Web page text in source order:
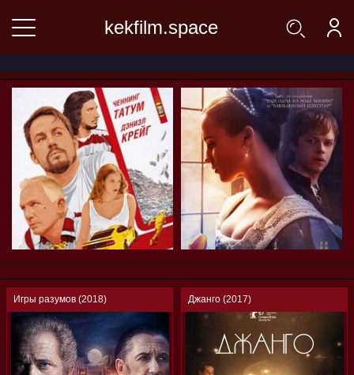
kekfilm.space
Игры разумов (2018) Джанго (2017)